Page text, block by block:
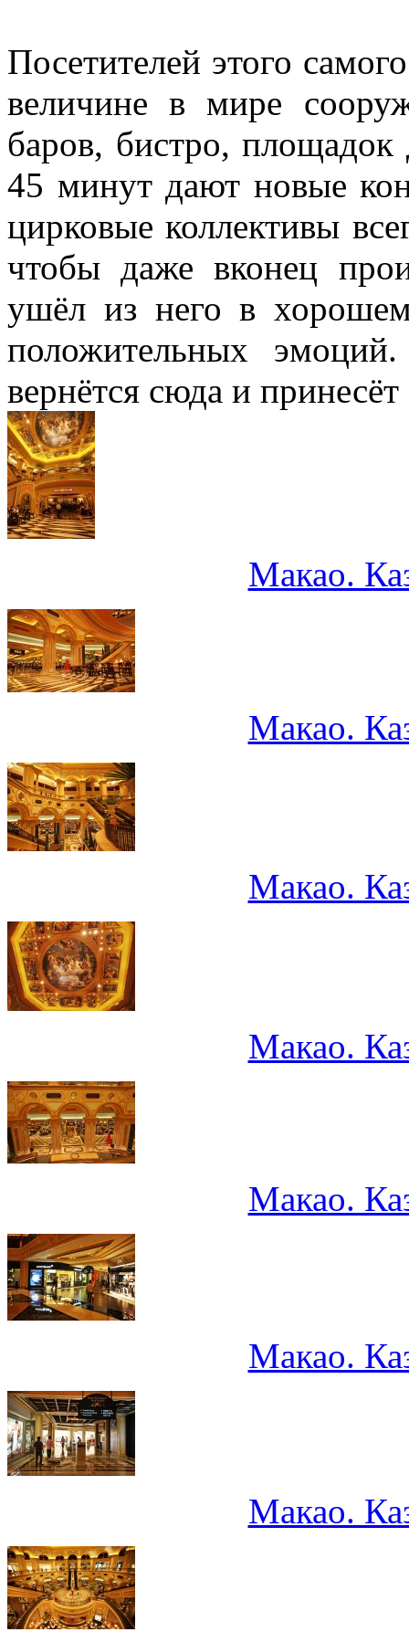
Посетителей этого
величине в мире
баров, бистро, площадок
45 минут дают новые
цирковые коллективы
чтобы даже вконец
ушёл из него в
положительных
вернётся сюда и
Макао.
Макао.
Макао.
Макао.
Макао.
Макао.
Макао.